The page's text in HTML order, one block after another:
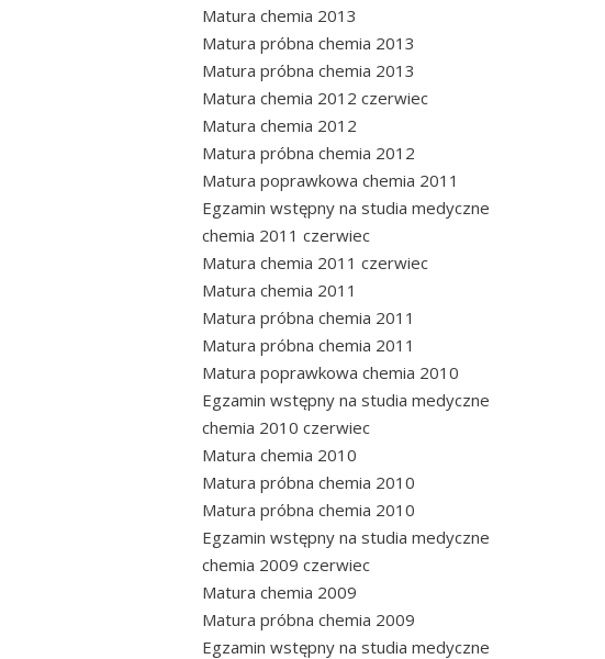
Matura chemia 2013
Matura próbna chemia 2013
Matura próbna chemia 2013
Matura chemia 2012 czerwiec
Matura chemia 2012
Matura próbna chemia 2012
Matura poprawkowa chemia 2011
Egzamin wstępny na studia medyczne
chemia 2011 czerwiec
Matura chemia 2011 czerwiec
Matura chemia 2011
Matura próbna chemia 2011
Matura próbna chemia 2011
Matura poprawkowa chemia 2010
Egzamin wstępny na studia medyczne
chemia 2010 czerwiec
Matura chemia 2010
Matura próbna chemia 2010
Matura próbna chemia 2010
Egzamin wstępny na studia medyczne
chemia 2009 czerwiec
Matura chemia 2009
Matura próbna chemia 2009
Egzamin wstępny na studia medyczne